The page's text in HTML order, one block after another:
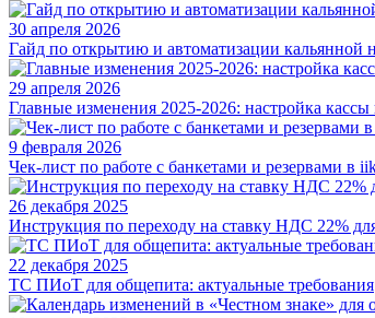
30 апреля 2026
Гайд по открытию и автоматизации кальянной
29 апреля 2026
Главные изменения 2025-2026: настройка
9 февраля 2026
Чек-лист по работе с банкетами и резервами в
26 декабря 2025
Инструкция по переходу на ставку НДС 22%
22 декабря 2025
ТС ПИоТ для общепита: актуальные требования